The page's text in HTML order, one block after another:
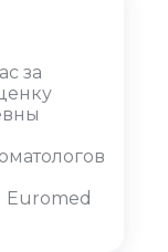
за
Euromed